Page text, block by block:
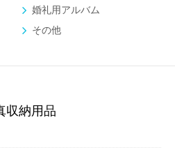
婚礼用アルバム
その他
収納用品